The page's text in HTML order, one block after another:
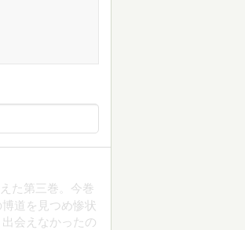
た第三巻。今巻
道を見つめ惨状
会えなかったの